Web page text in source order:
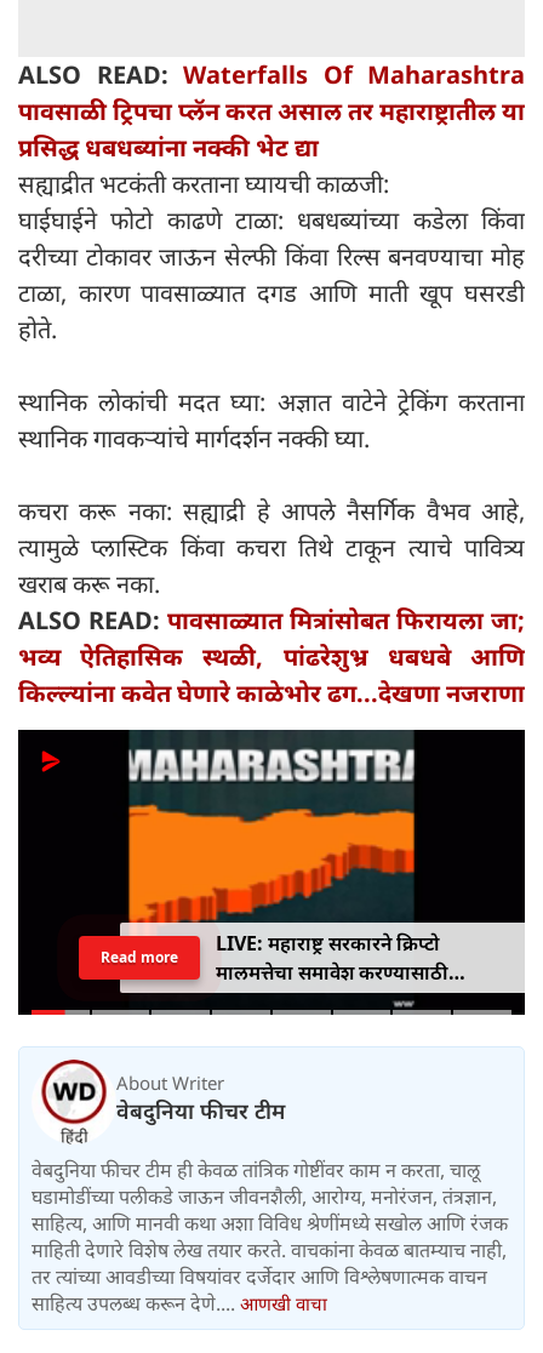
ALSO READ: Waterfalls Of Maharashtra
पावसाळी ट्रिपचा प्लॅन करत असाल तर महाराष्ट्रातील या
प्रसिद्ध धबधब्यांना नक्की भेट द्या
सह्याद्रीत भटकंती करताना घ्यायची काळजी:
घाईघाईने फोटो काढणे टाळा: धबधब्यांच्या कडेला किंवा
दरीच्या टोकावर जाऊन सेल्फी किंवा रिल्स बनवण्याचा मोह
टाळा, कारण पावसाळ्यात दगड आणि माती खूप घसरडी
होते.
स्थानिक लोकांची मदत घ्या: अज्ञात वाटेने ट्रेकिंग करताना
स्थानिक गावकऱ्यांचे मार्गदर्शन नक्की घ्या.
कचरा करू नका: सह्याद्री हे आपले नैसर्गिक वैभव आहे,
त्यामुळे प्लास्टिक किंवा कचरा तिथे टाकून त्याचे पावित्र्य
खराब करू नका.
ALSO READ: पावसाळ्यात मित्रांसोबत फिरायला जा;
भव्य ऐतिहासिक स्थळी, पांढरेशुभ्र धबधबे आणि
किल्ल्यांना कवेत घेणारे काळेभोर ढग...देखणा नजराणा
LIVE: महाराष्ट्र सरकारने क्रिप्टो
मालमत्तेचा समावेश करण्यासाठी
एमपीआयडी कायद्यात दुरुस्ती केली
Read more
About Writer
वेबदुनिया फीचर टीम
वेबदुनिया फीचर टीम ही केवळ तांत्रिक गोष्टींवर काम न करता, चालू
घडामोडींच्या पलीकडे जाऊन जीवनशैली, आरोग्य, मनोरंजन, तंत्रज्ञान,
साहित्य, आणि मानवी कथा अशा विविध श्रेणींमध्ये सखोल आणि रंजक
माहिती देणारे विशेष लेख तयार करते. वाचकांना केवळ बातम्याच नाही,
तर त्यांच्या आवडीच्या विषयांवर दर्जेदार आणि विश्लेषणात्मक वाचन
साहित्य उपलब्ध करून देणे.... आणखी वाचा